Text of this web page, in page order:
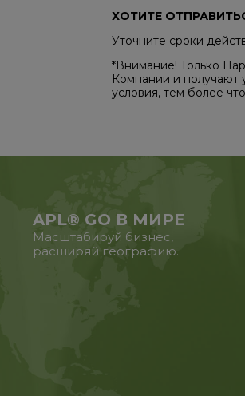
ХОТИТЕ
Уточните сроки
*Внимание! Только
Компании и получают
условия, тем более
APL® GO В МИРЕ
Масштабируй бизнес,
расширяй географию.